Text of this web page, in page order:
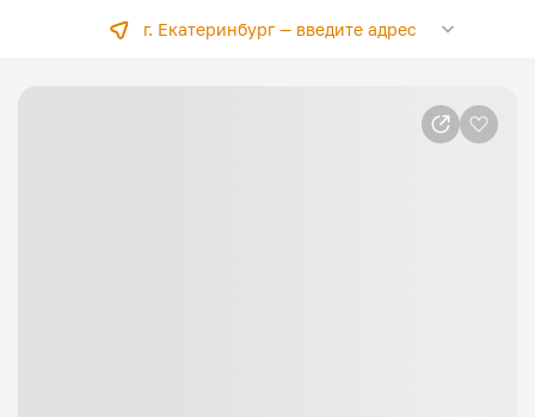
г. Екатеринбург —введите адрес